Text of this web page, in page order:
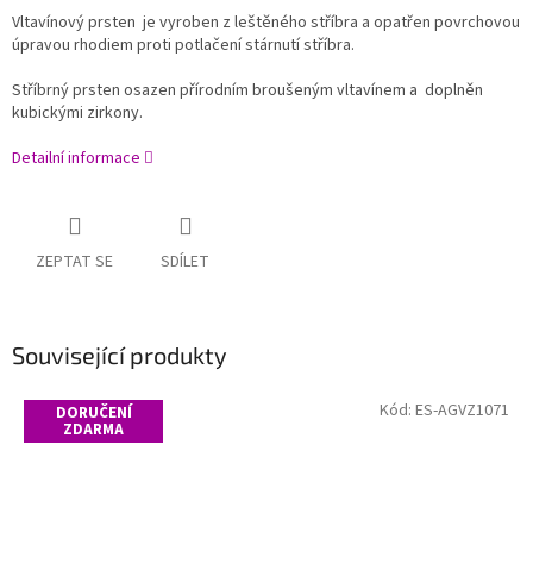
Vltavínový prsten je vyroben z leštěného stříbra a opatřen povrchovou
úpravou rhodiem proti potlačení stárnutí stříbra.
Stříbrný prsten osazen přírodním broušeným vltavínem a doplněn
kubickými zirkony.
Detailní informace
ZEPTAT SE SDÍLET
Související produkty
DORUČENÍ
ZDARMA
Kód: ES-AGVZ1071